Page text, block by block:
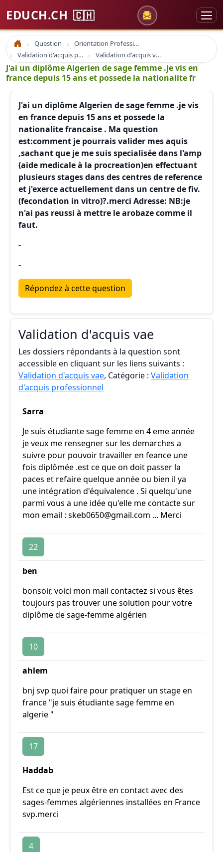
EDUCH.CH 🇨🇭
Accueil Question
Orientation Professionnelle
Validation d'acquis professionnel
Validation d'acquis vae
J'ai un diplôme Algerien de sage femme .je vis en
france depuis 15 ans et possede la nationalite fr
J'ai un diplôme Algerien de sage femme .je vis
en france depuis 15 ans et possede la
nationalite francaise . Ma question
est:comment je pourrais valider mes aquis
,sachant que je me suis specialisée dans l'amp
(aide medicale à la procreation)en effectuant
plusieurs stages dans des centres de reference
et j'exerce actuellement dans un centre de fiv.
(fecondation in vitro)?.merci Adresse: NB:je
n'ai pas reussi à mettre le arobaze comme il
faut.
-
-
Répondez à cette question
Validation d'acquis vae
Les dossiers répondants à la question sont
accessible en cliquant sur les liens suivants :
Validation d'acquis vae, Catégorie : Validation
d'acquis professionnel
Sarra
Je suis étudiante sage femme en 4 eme année
je veux me rensegner sur les demarches a
suivre pour pouvoir travailler en feance une
fois diplômée .est ce que on doit passer la
paces et refaire quelque année ou bien il ya
une intégration d'équivalence . Si quelqu'une
parmi vous a une idée qu'elle me contacte sur
mon email : skeb0650@gmail.com ... Merci
22
ben
bonsoir, voici mon mail contactez si vous êtes
toujours pas trouver une solution pour votre
diplôme de sage-femme algérien
10
ahlem
bnj svp quoi faire pour pratiquer un stage en
france "je suis étudiante sage femme en
algerie "
17
Haddab
Est ce que je peux être en contact avec des
sages-femmes algériennes installées en France
svp.merci
4